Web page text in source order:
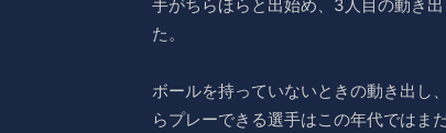
手がちらほらと出始め、3人目の動き
た。
ボールを持っていないときの動き出し
らプレーできる選手はこの年代ではま